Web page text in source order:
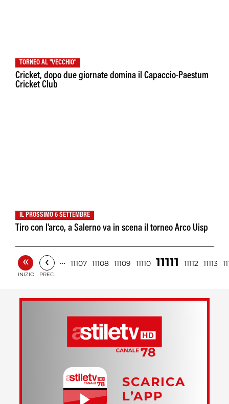
TORNEO AL "VECCHIO"
Cricket, dopo due giornate domina il Capaccio-Paestum
Cricket Club
IL PROSSIMO 6 SETTEMBRE
Tiro con l'arco, a Salerno va in scena il torneo Arco Uisp
«
INIZIO
‹
PREC.
… 11107 11108 11109 11110 11111 11112 11113
SCARICA
L’APP